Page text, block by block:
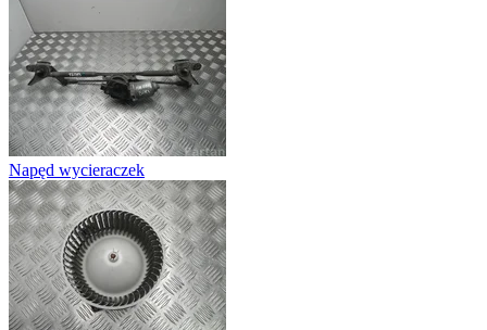
Napęd wycieraczek